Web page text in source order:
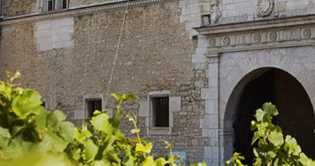
Mariages
Réceptions, cocktails & événements
professionnels